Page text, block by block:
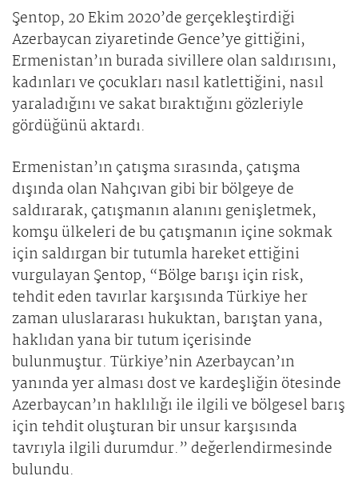
Şentop, 20 Ekim 2020’de gerçekleştirdiği
Azerbaycan ziyaretinde Gence’ye gittiğini,
Ermenistan’ın burada sivillere olan saldırısını,
kadınları ve çocukları nasıl katlettiğini, nasıl
yaraladığını ve sakat bıraktığını gözleriyle
gördüğünü aktardı.
Ermenistan’ın çatışma sırasında, çatışma
dışında olan Nahçıvan gibi bir bölgeye de
saldırarak, çatışmanın alanını genişletmek,
komşu ülkeleri de bu çatışmanın içine sokmak
için saldırgan bir tutumla hareket ettiğini
vurgulayan Şentop, “Bölge barışı için risk,
tehdit eden tavırlar karşısında Türkiye her
zaman uluslararası hukuktan, barıştan yana,
haklıdan yana bir tutum içerisinde
bulunmuştur. Türkiye’nin Azerbaycan’ın
yanında yer alması dost ve kardeşliğin ötesinde
Azerbaycan’ın haklılığı ile ilgili ve bölgesel barış
için tehdit oluşturan bir unsur karşısında
tavrıyla ilgili durumdur.” değerlendirmesinde
bulundu.